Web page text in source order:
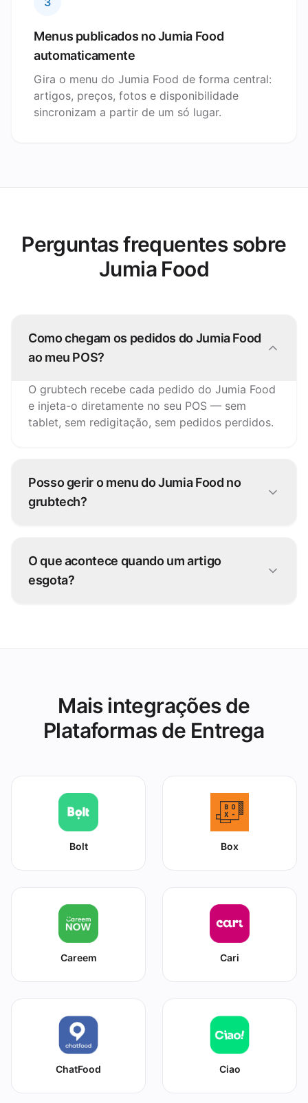
Menus publicados no Jumia Food
automaticamente
Gira o menu do Jumia Food de forma central:
artigos, preços, fotos e disponibilidade
sincronizam a partir de um só lugar.
Perguntas frequentes sobre
Jumia Food
Como chegam os pedidos do Jumia Food
ao meu POS?
O grubtech recebe cada pedido do Jumia Food
e injeta-o diretamente no seu POS — sem
tablet, sem redigitação, sem pedidos perdidos.
Posso gerir o menu do Jumia Food no
grubtech?
Jumia Food e em todos os outros canais.
O que acontece quando um artigo
esgota?
Mais integrações de
Plataformas de Entrega
Bolt Box
Careem Cari
ChatFood Ciao